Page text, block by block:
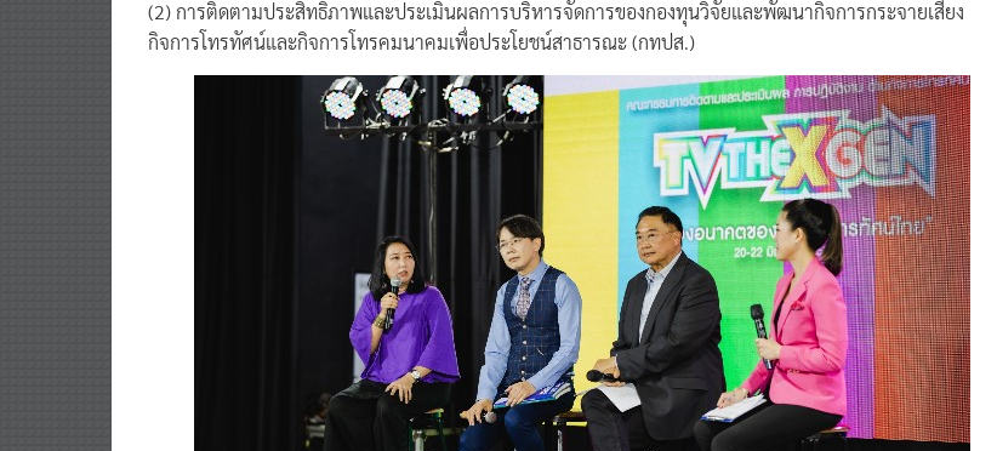
กิจการโทรทัศน์และกิจการโทรคมนาคมเพื่อประโยชน์สาธารณะ (กทปส.)